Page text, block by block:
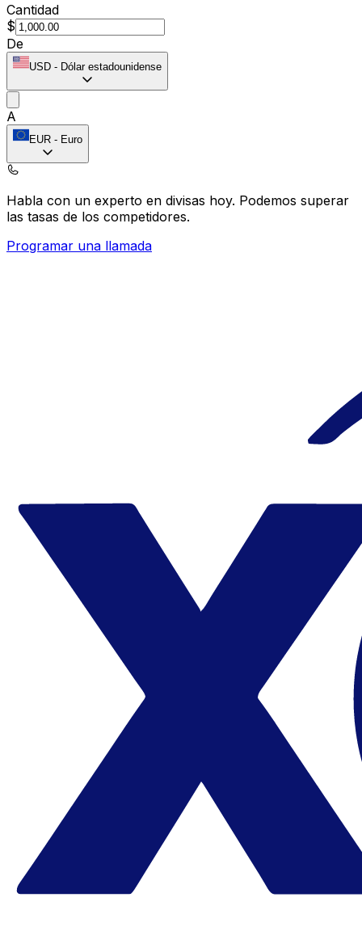
Cantidad
$
De
USD - Dólar estadounidense
A
EUR - Euro
Habla con un experto en divisas hoy. Podemos superar
las tasas de los competidores.
Programar una llamada